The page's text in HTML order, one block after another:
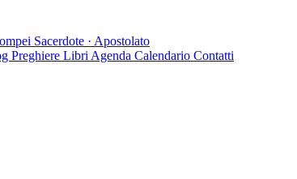
Sacerdote · Apostolato
Preghiere Libri Agenda Calendario Contatti